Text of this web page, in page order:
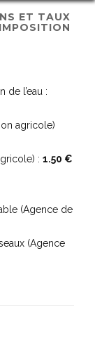
ET TAUX
de l’eau :
agricole)
: 1.50 €
(Agence de
(Agence